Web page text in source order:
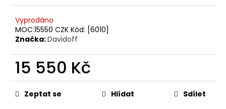
Vyprodáno
MOC:15550 CZK Kód: [6010]
Značka:Davidoff
15 550 Kč
Měrná
cena:Zeptat se Hlídat Sdílet
D
o
p
o
r
u
u